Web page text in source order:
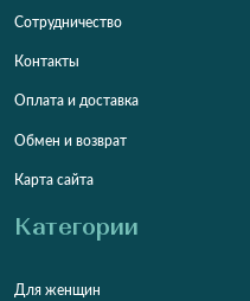
Сотрудничество
Контакты
Оплата и доставка
Обмен и возврат
Карта сайта
Категории
Для женщин